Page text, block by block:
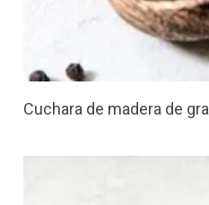
Cuchara de madera de